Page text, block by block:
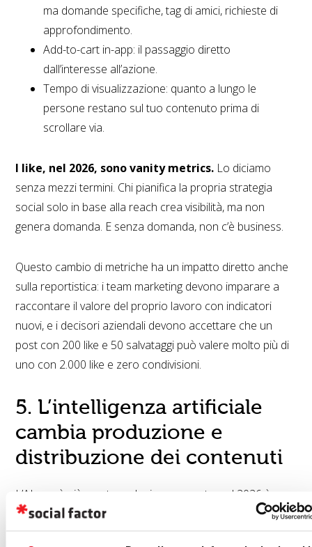
ma domande specifiche, tag di amici, richieste di
approfondimento.
Add-to-cart in-app: il passaggio diretto
dall’interesse all’azione.
Tempo di visualizzazione: quanto a lungo le
persone restano sul tuo contenuto prima di
scrollare via.
I like, nel 2026, sono vanity metrics. Lo diciamo
senza mezzi termini. Chi pianifica la propria strategia
social solo in base alla reach crea visibilità, ma non
genera domanda. E senza domanda, non c’è business.
Questo cambio di metriche ha un impatto diretto anche
sulla reportistica: i team marketing devono imparare a
raccontare il valore del proprio lavoro con indicatori
nuovi, e i decisori aziendali devono accettare che un
post con 200 like e 50 salvataggi può valere molto più di
uno con 2.000 like e zero condivisioni.
5. L’intelligenza artificiale
cambia produzione e
distribuzione dei contenuti
L’AI non è più una tecnologia emergente: nel 2026 è un
elemento strutturale del marketing digitale. E in Italia, i